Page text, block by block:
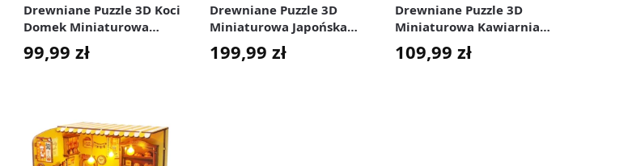
Drewniane Puzzle 3D Koci
Domek Miniaturowa
Diorama DIY
99,99zł
Drewniane Puzzle 3D
Miniaturowa Japońska
Herbaciarnia Kreatywny
Model do Składania
199,99 zł
Drewniane Puzzle 3D
Miniaturowa Kawiarnia
Zestaw DIY do Składania
109,99zł